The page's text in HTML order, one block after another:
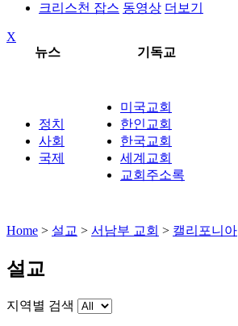
크리스천 잡스 동영상 더보기
X
뉴스
기독교
정치
사회
국제
미국교회
한인교회
한국교회
세계교회
교회주소록
Home > 설교 > 서남부 교회 > 캘리포니아
설교
지역별 검색